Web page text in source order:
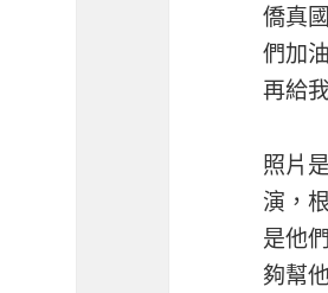
僑真
們加
再給
照片
演，
是他
夠幫